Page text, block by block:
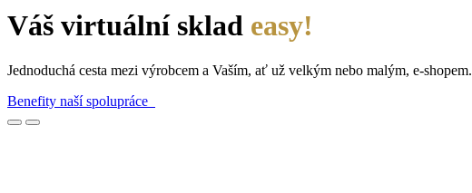
Váš virtuální sklad easy!
Jednoduchá cesta mezi výrobcem a Vaším, ať už velkým nebo malým, e-shopem.
Benefity naší spolupráce